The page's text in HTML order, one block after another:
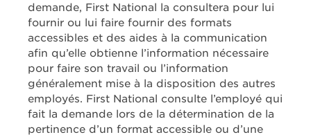
demande, First National la consultera pour lui
fournir ou lui faire fournir des formats
accessibles et des aides à la communication
afin qu’elle obtienne l’information nécessaire
pour faire son travail ou l’information
généralement mise à la disposition des autres
employés. First National consulte l’employé qui
fait la demande lors de la détermination de la
pertinence d’un format accessible ou d’une